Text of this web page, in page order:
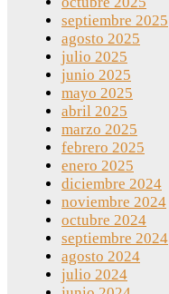
septiembre 2025
agosto 2025
julio 2025
junio 2025
mayo 2025
abril 2025
marzo 2025
febrero 2025
enero 2025
diciembre 2024
noviembre 2024
octubre 2024
septiembre 2024
agosto 2024
julio 2024